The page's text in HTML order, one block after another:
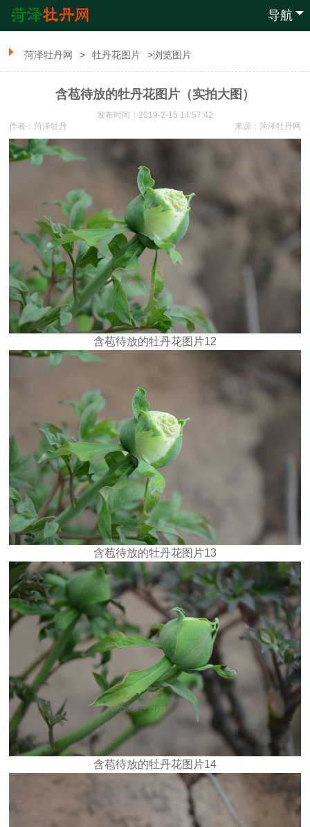
导航
菏泽牡丹网 > 牡丹花图片 >浏览图片
含苞待放的牡丹花图片（实拍大图）
发布时间：2019-2-15 14:57:42
来源： 菏泽牡丹网
作者：菏泽牡丹
含苞待放的牡丹花图片12
含苞待放的牡丹花图片13
含苞待放的牡丹花图片14